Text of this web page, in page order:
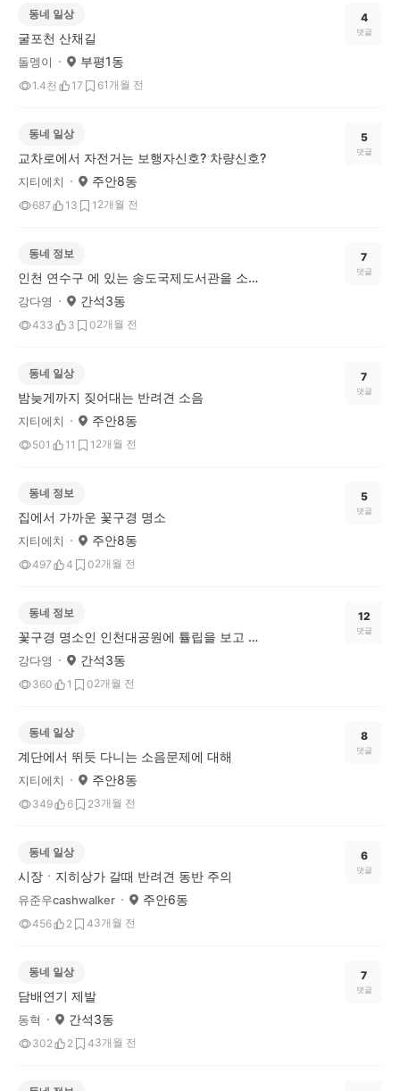
동네 일상
굴포천 산채길
돌멩이 부평1동
1.4천 17 61개월 전
4
댓글
동네 일상
교차로에서 자전거는 보행자신호? 차량신호?
지티에치 주안8동
687 13 1 2개월 전
5
댓글
동네 정보
인천 연수구 에 있는 송도국제도서관을 소개합니다
강다영 간석3동
433 3 02개월 전
7
댓글
동네 일상
밤늦게까지 짖어대는 반려견 소음
지티에치 주안8동
501 11 1 2개월 전
7
댓글
동네 정보
집에서 가까운 꽃구경 명소
지티에치 주안8동
497 4 02개월 전
5
댓글
동네 정보
꽃구경 명소인 인천대공원에 튤립을 보고 왔습니다~
강다영 간석3동
360 1 02개월 전
12
댓글
동네 일상
계단에서 뛰듯 다니는 소음문제에 대해
지티에치 주안8동
349 6 23개월 전
8
댓글
동네 일상
시장ㆍ지히상가 갈때 반려견 동반 주의
유준우cashwalker 주안6동
456 2 43개월 전
6
댓글
동네 일상
담배연기 제발
동혁 간석3동
302 2 43개월 전
7
댓글